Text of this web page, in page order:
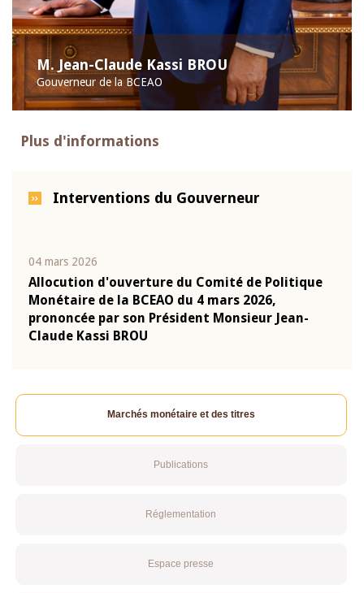
M. Jean-Claude Kassi BROU
Gouverneur de la BCEAO
Plus d'informations
Interventions du Gouverneur
04 mars 2026
Allocution d'ouverture du Comité de Politique
Monétaire de la BCEAO du 4 mars 2026,
prononcée par son Président Monsieur Jean-
Claude Kassi BROU
Marchés monétaire et des titres
Publications
Réglementation
Espace presse